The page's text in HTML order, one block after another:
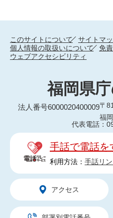
このサイトについて
サイトマ
個人情報の取扱いについて
免
ウェブアクセシビリティ
福岡県
法人番号6000020400009〒
福
代表電話：
手話で電話を
利用方法： 手話リ
アクセス